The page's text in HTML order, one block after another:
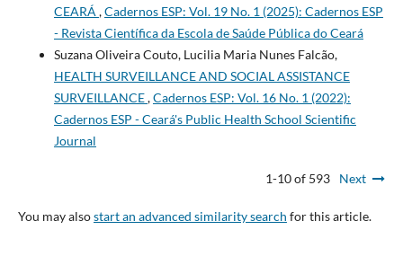
CEARÁ ,Cadernos ESP: Vol. 19 No. 1 (2025): Cadernos ESP
- Revista Cientí­fica da Escola de Saúde Pública do Ceará
Suzana Oliveira Couto, Lucilia Maria Nunes Falcão,
HEALTH SURVEILLANCE AND SOCIAL ASSISTANCE
SURVEILLANCE,Cadernos ESP: Vol. 16 No. 1 (2022):
Cadernos ESP - Ceará's Public Health School Scientific
Journal
1-10 of 593 Next
You may alsostart an advanced similarity search for this article.